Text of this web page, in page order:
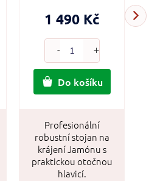
1 490 Kč
Do košíku
Profesionální
robustní stojan na
krájení Jamónu s
praktickou otočnou
hlavicí.